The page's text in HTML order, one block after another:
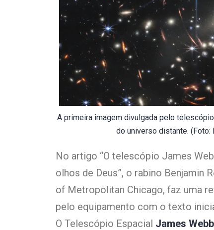
A primeira imagem divulgada pelo
do universo distante. (Foto:
No artigo “O telescópio James
olhos de Deus”, o rabino Benjamin
of Metropolitan Chicago, faz uma
pelo equipamento com o texto
O Telescópio Espacial James Webb